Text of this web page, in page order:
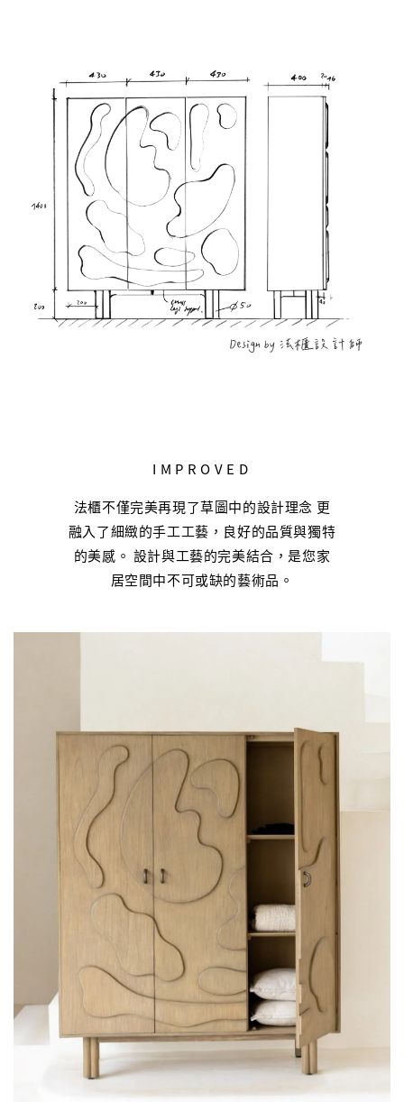
IMPROVED
法櫃不僅完美再現了草圖中的設計理念 更
融入了細緻的手工工藝，良好的品質與獨特
的美感。 設計與工藝的完美結合，是您家
居空間中不可或缺的藝術品。